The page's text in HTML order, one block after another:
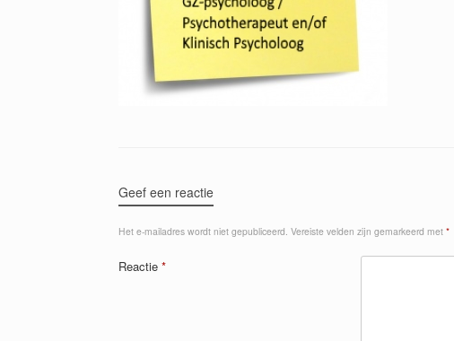
Geef een reactie
Het e-mailadres wordt niet gepubliceerd. Vereiste velden zijn gemarkeerd met *
Reactie *